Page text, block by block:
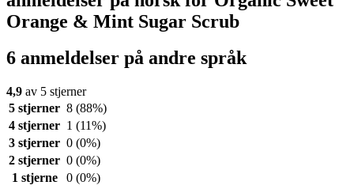
Orange & Mint Sugar Scrub
6 anmeldelser på andre språk
4,9 av 5 stjerner
5 stjerner 8 (88%)
4 stjerner 1 (11%)
3 stjerner 0 (0%)
2 stjerner 0 (0%)
1 stjerne
0 (0%)